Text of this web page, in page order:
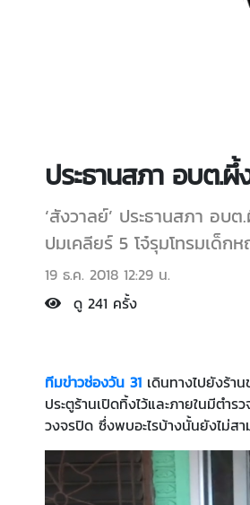
ประธานสภา อบต.
‘สังวาลย์’ ประธานสภา อ
ปมเคลียร์ 5 โจ๋รุมโทรมเด็ก
19 ธ.ค. 2018 12:29 น.
ดู 241 ครั้ง
ทีมข่าวช่องวัน 31 เดินทางไปยังร้า
ประตูร้านเปิดทิ้งไว้และภายในมีต
วงจรปิด ซึ่งพบอะไรบ้างนั้นยังไม่ส